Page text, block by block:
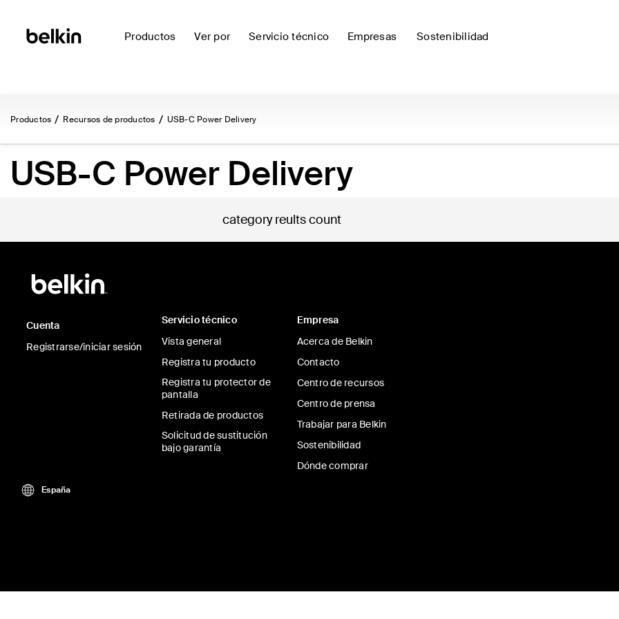
Productos Ver por Servicio técnico Empresas Sostenibilidad
Productos Recursos de productos USB-C Power Delivery
USB-C Power Delivery
category reults count
Cuenta
Registrarse/iniciar sesión
Servicio técnico
Vista general
Registra tu producto
Registra tu protector de
pantalla
Retirada de productos
Solicitud de sustitución
bajo garantía
Empresa
Acerca de Belkin
Contacto
Centro de recursos
Centro de prensa
Trabajar para Belkin
Sostenibilidad
Dónde comprar
España